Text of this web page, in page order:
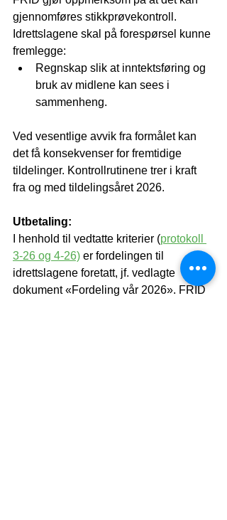
gjennomføres stikkprøvekontroll.
Idrettslagene skal på forespørsel kunne
fremlegge:
Regnskap slik at inntektsføring og
bruk av midlene kan sees i
sammenheng.
Ved vesentlige avvik fra formålet kan
det få konsekvenser for fremtidige
tildelinger. Kontrollrutinene trer i kraft
fra og med tildelingsåret 2026.
Utbetaling:
I henhold til vedtatte kriterier (protokoll
3-26 og 4-26) er fordelingen til
idrettslagene foretatt, jf. vedlagte
dokument «Fordeling vår 2026». FRID